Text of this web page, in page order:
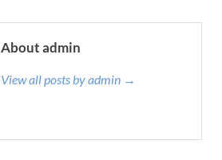
About admin
View all posts by admin →